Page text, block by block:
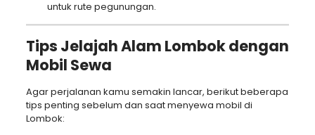
untuk rute pegunungan.
Tips Jelajah Alam Lombok dengan
Mobil Sewa
Agar perjalanan kamu semakin lancar, berikut beberapa
tips penting sebelum dan saat menyewa mobil di
Lombok: